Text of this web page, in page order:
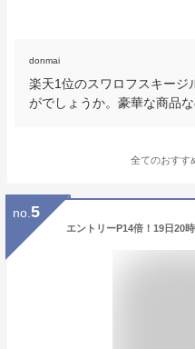
donmai
楽天1位のスワロフスキージ
がでしょうか。豪華な商品な
全てのおすす
no. 5